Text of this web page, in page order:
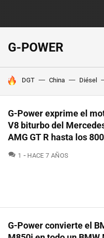
G-POWER
HOY SE HABLA DE
DGT China Diésel
G-Power exprime el
V8 biturbo del
AMG GT R hasta los
1 COMENTARIOS
HACE 7 AÑOS
G-Power convierte el